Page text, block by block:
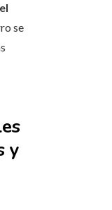
se
y